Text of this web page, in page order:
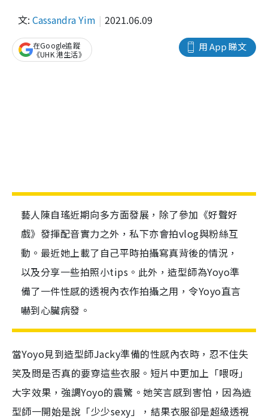
文: Cassandra Yim 2021.06.09
用 App 睇文
在Google追蹤
《UHK 港生活》
藝人陳自瑤近期向多方面發展，除了參加《好聲好
戲》發揮配音實力之外，私下亦會拍vlog與粉絲互
動。最近她上載了自己平時拍攝寫真背後的情況，
以及分享一些拍照小tips。此外，造型師為Yoyo準
備了一件性感的透視內衣作拍攝之用，令Yoyo直言
嚇到心臟病發。
當Yoyo見到造型師Jacky準備的性感內衣時，忍不住失
笑及問是否真的要穿這些衣服。短片中更加上「喂呀」
大字效果，強調Yoyo的震驚。她笑言感到害怕，因為造
型師一開始是說「少少sexy」，結果衣服卻是超級透視